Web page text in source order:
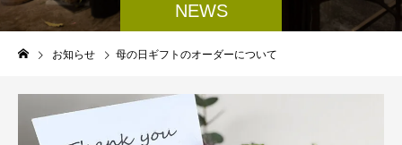
NEWS
お知らせ 母の日ギフトのオーダーについて